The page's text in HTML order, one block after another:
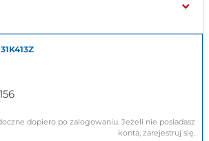
dopiero po zalogowaniu. Jeżeli nie posiadasz
konta, zarejestruj się.